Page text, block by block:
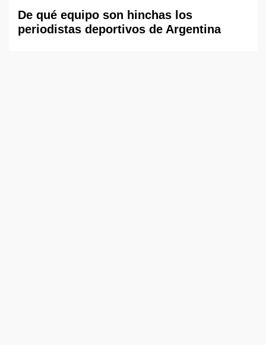
De qué equipo son hinchas los
periodistas deportivos de Argentina